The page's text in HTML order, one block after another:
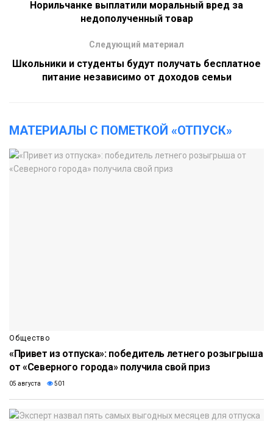
Норильчанке выплатили моральный вред за
недополученный товар
Следующий материал
Школьники и студенты будут получать бесплатное
питание независимо от доходов семьи
МАТЕРИАЛЫ С ПОМЕТКОЙ «ОТПУСК»
Общество
«Привет из отпуска»: победитель летнего розыгрыша
от «Северного города» получила свой приз
05 августа 501